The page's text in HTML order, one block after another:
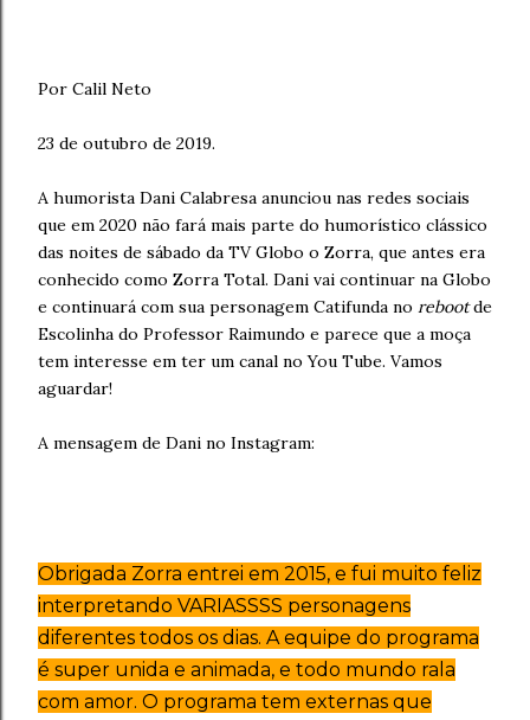
Por Calil Neto
23 de outubro de 2019.
A humorista Dani Calabresa anunciou nas redes sociais
que em 2020 não fará mais parte do humorístico clássico
das noites de sábado da TV Globo o Zorra, que antes era
conhecido como Zorra Total. Dani vai continuar na Globo
e continuará com sua personagem Catifunda no rebootde
Escolinha do Professor Raimundo e parece que a moça
tem interesse em ter um canal no You Tube. Vamos
aguardar!
A mensagem de Dani no Instagram:
Obrigada Zorra entrei em 2015, e fui muito feliz
interpretando VARIASSSS personagens
diferentes todos os dias. A equipe do programa
é super unida e animada, e todo mundo rala
com amor. O programa tem externas que